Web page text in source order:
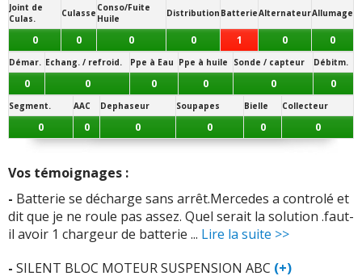
-Airmatic, airmatic, airmatic..... (suspension pneumatique)
(+)
-Fuite d'huile ,défaut étanchéité carter inférieur(+)
-Boite vitesse l electronique(+)
-Airmatic joint de la boite(+)
-Catalyseur pompe a air centralisation des portes.cour
circuit fusibles (+)
-GPS et Television Suprimee(+)
silentbloc AR de la boîte)(+)
Joint de
Culas.
Culasse Conso/Fuite
Huile
Distribution BatterieAlternateurAllumage
0 0 0 0 1 0 0
Démar. Echang. / refroid. Ppe à Eau Ppe à huile Sonde / capteur Débitm.
0 0 0 0 0 0
Segment. AAC Dephaseur Soupapes Bielle Collecteur
0 0 0 0 0 0
Vos témoignages :
- Batterie se décharge sans arrêt.Mercedes a controlé et
dit que je ne roule pas assez. Quel serait la solution .faut-
il avoir 1 chargeur de batterie ... Lire la suite >>
- SILENT BLOC MOTEUR SUSPENSION ABC (+)